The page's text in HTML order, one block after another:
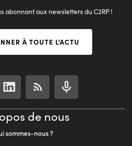
abonnant aux newsletters du C2RP !
À TOUTE L'ACTU
de nous
sommes-nous ?